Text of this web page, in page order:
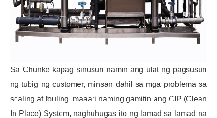
Sa Chunke kapag sinusuri namin ang ulat ng pagsusuri
ng tubig ng customer, minsan dahil sa mga problema sa
scaling at fouling, maaari naming gamitin ang CIP (Clean
In Place) System, naghuhugas ito ng lamad sa lamad na